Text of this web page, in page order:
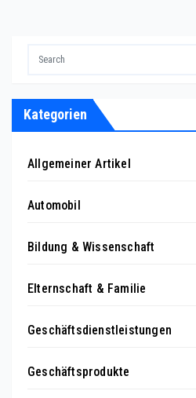
Kategorien
Allgemeiner Artikel
Automobil
Bildung & Wissenschaft
Elternschaft & Familie
Geschäftsdienstleistungen
Geschäftsprodukte